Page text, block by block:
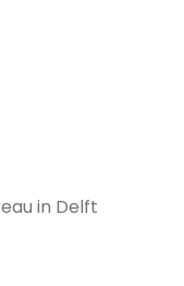
in Delft